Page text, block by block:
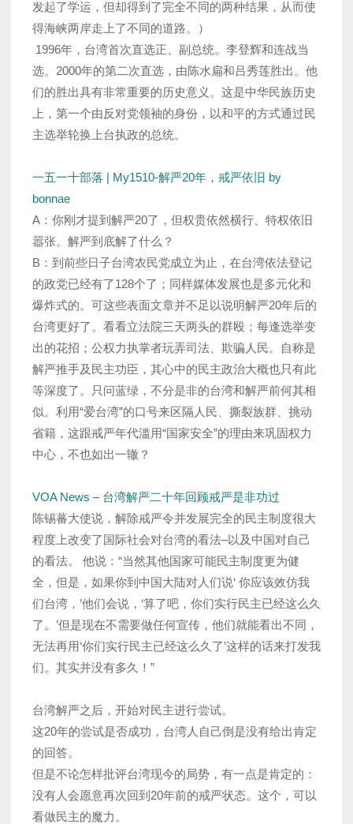
发起了学运，但却得到了完全不同的两种结果，从而使
得海峡两岸走上了不同的道路。）
1996年，台湾首次直选正、副总统。李登辉和连战当
选。2000年的第二次直选，由陈水扁和吕秀莲胜出。他
们的胜出具有非常重要的历史意义。这是中华民族历史
上，第一个由反对党领袖的身份，以和平的方式通过民
主选举轮换上台执政的总统。
一五一十部落 | My1510-解严20年，戒严依旧 by
bonnae
A：你刚才提到解严20了，但权贵依然横行、特权依旧
嚣张。解严到底解了什么？
B：到前些日子台湾农民党成立为止，在台湾依法登记
的政党已经有了128个了；同样媒体发展也是多元化和
爆炸式的。可这些表面文章并不足以说明解严20年后的
台湾更好了。看看立法院三天两头的群殴；每逢选举变
出的花招；公权力执掌者玩弄司法、欺骗人民。自称是
解严推手及民主功臣，其心中的民主政治大概也只有此
等深度了。只问蓝绿，不分是非的台湾和解严前何其相
似。利用“爱台湾”的口号来区隔人民、撕裂族群、挑动
省籍，这跟戒严年代滥用“国家安全”的理由来巩固权力
中心，不也如出一辙？
VOA News – 台湾解严二十年回顾戒严是非功过
陈锡蕃大使说，解除戒严令并发展完全的民主制度很大
程度上改变了国际社会对台湾的看法–以及中国对自己
的看法。 他说：“当然其他国家可能民主制度更为健
全，但是，如果你到中国大陆对人们说‘ 你应该效仿我
们台湾，’他们会说，‘算了吧，你们实行民主已经这么久
了。’但是现在不需要做任何宣传，他们就能看出不同，
无法再用‘你们实行民主已经这么久了’这样的话来打发我
们。其实并没有多久！”
台湾解严之后，开始对民主进行尝试。
这20年的尝试是否成功，台湾人自己倒是没有给出肯定
的回答。
但是不论怎样批评台湾现今的局势，有一点是肯定的：
没有人会愿意再次回到20年前的戒严状态。这个，可以
看做民主的魔力。